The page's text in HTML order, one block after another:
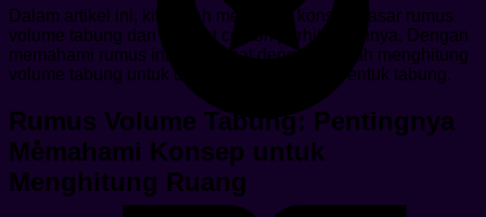
Dalam artikel ini, kita telah mengenal konsep dasar rumus
volume tabung dan melihat contoh perhitungannya. Dengan
memahami rumus ini, kita dapat dengan mudah menghitung
volume tabung untuk berbagai ukuran dan bentuk tabung.
Rumus Volume Tabung: Pentingnya
Memahami Konsep untuk
Menghitung Ruang